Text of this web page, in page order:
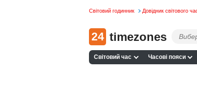
Світовий годинник Довідник світового
24 timezones
Світовий час Часові пояси